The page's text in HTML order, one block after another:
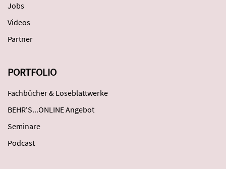
Jobs
Videos
Partner
PORTFOLIO
Fachbücher & Loseblattwerke
BEHR'S...ONLINE Angebot
Seminare
Podcast